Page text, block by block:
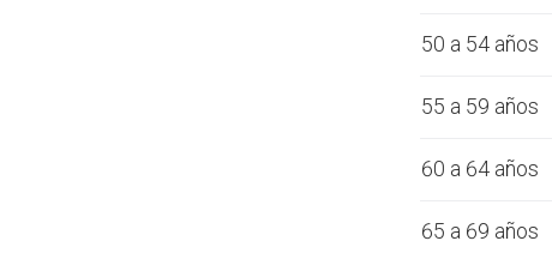
50 a 54 años
55 a 59 años
60 a 64 años
65 a 69 años